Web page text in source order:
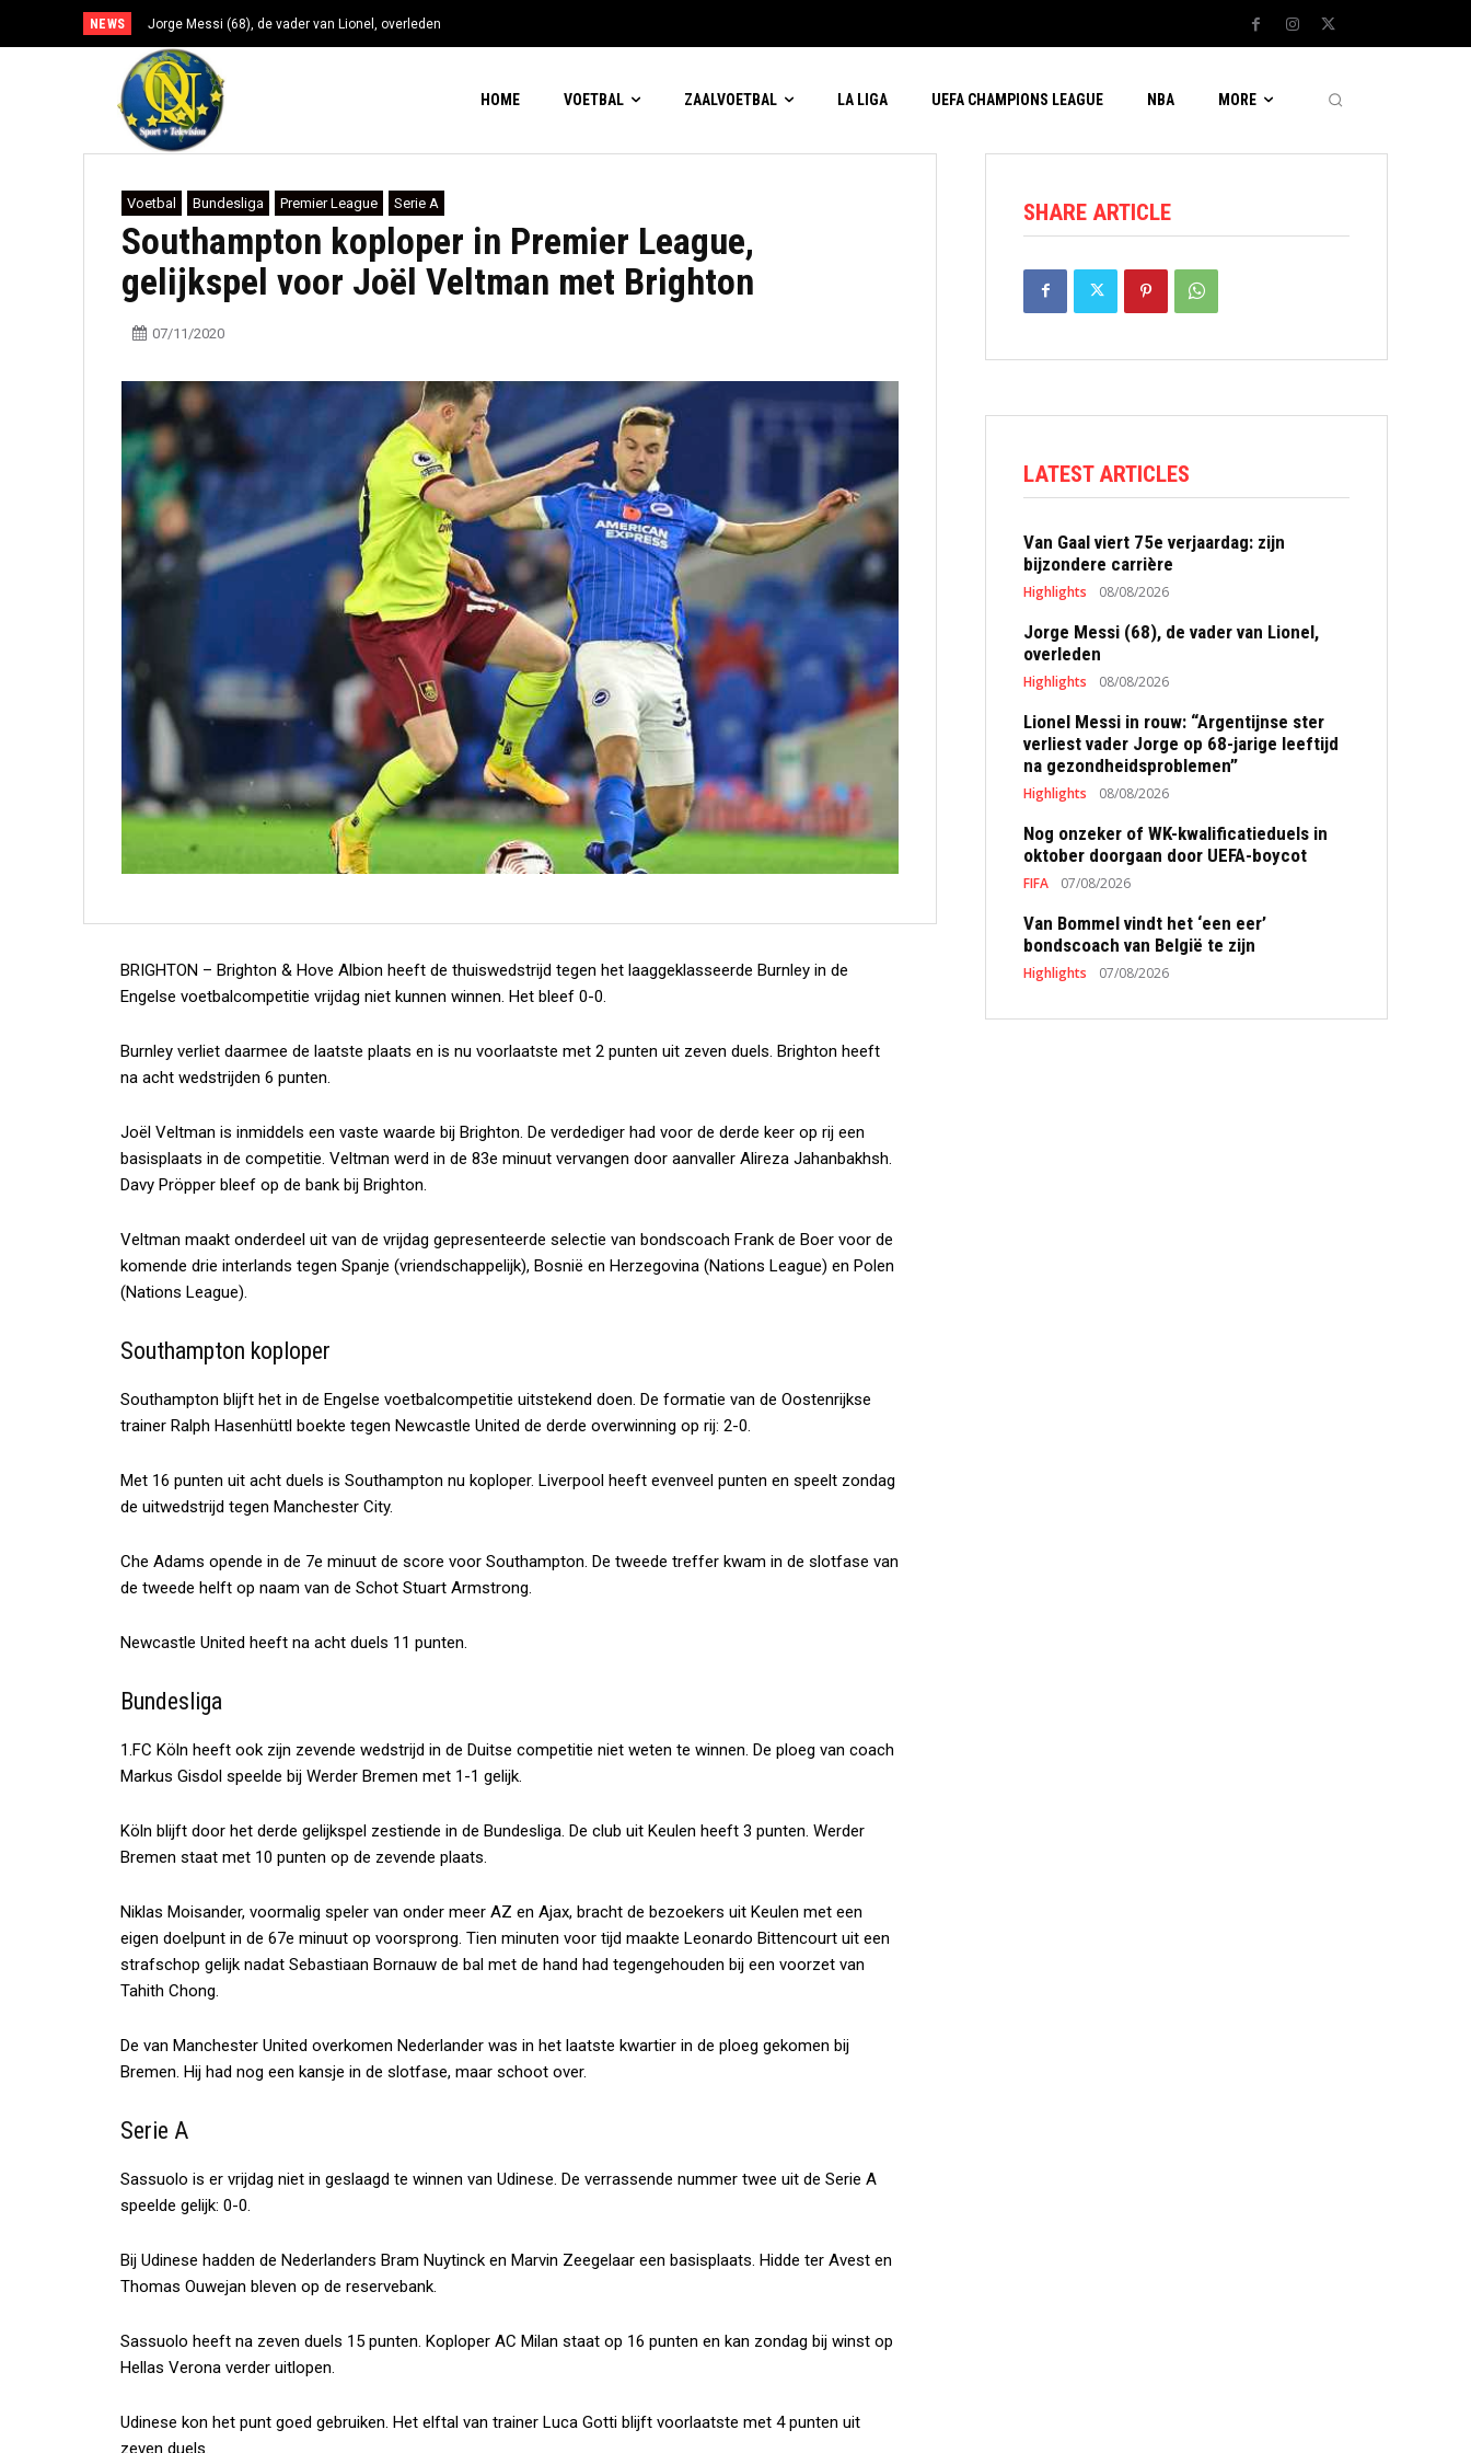
NEWS Jorge Messi (68), de vader van Lionel, overleden
HOME VOETBAL ZAALVOETBAL LA LIGA UEFA CHAMPIONS LEAGUE NBA MORE
Voetbal Bundesliga Premier League Serie A
Southampton koploper in Premier League,
gelijkspel voor Joël Veltman met Brighton
07/11/2020
BRIGHTON – Brighton & Hove Albion heeft de thuiswedstrijd tegen het laaggeklasseerde Burnley in de
Engelse voetbalcompetitie vrijdag niet kunnen winnen. Het bleef 0-0.
Burnley verliet daarmee de laatste plaats en is nu voorlaatste met 2 punten uit zeven duels. Brighton heeft
na acht wedstrijden 6 punten.
Joël Veltman is inmiddels een vaste waarde bij Brighton. De verdediger had voor de derde keer op rij een
basisplaats in de competitie. Veltman werd in de 83e minuut vervangen door aanvaller Alireza Jahanbakhsh.
Davy Pröpper bleef op de bank bij Brighton.
Veltman maakt onderdeel uit van de vrijdag gepresenteerde selectie van bondscoach Frank de Boer voor de
komende drie interlands tegen Spanje (vriendschappelijk), Bosnië en Herzegovina (Nations League) en Polen
(Nations League).
Southampton koploper
Southampton blijft het in de Engelse voetbalcompetitie uitstekend doen. De formatie van de Oostenrijkse
trainer Ralph Hasenhüttl boekte tegen Newcastle United de derde overwinning op rij: 2-0.
Met 16 punten uit acht duels is Southampton nu koploper. Liverpool heeft evenveel punten en speelt zondag
de uitwedstrijd tegen Manchester City.
Che Adams opende in de 7e minuut de score voor Southampton. De tweede treffer kwam in de slotfase van
de tweede helft op naam van de Schot Stuart Armstrong.
Newcastle United heeft na acht duels 11 punten.
Bundesliga
1.FC Köln heeft ook zijn zevende wedstrijd in de Duitse competitie niet weten te winnen. De ploeg van coach
Markus Gisdol speelde bij Werder Bremen met 1-1 gelijk.
Köln blijft door het derde gelijkspel zestiende in de Bundesliga. De club uit Keulen heeft 3 punten. Werder
Bremen staat met 10 punten op de zevende plaats.
Niklas Moisander, voormalig speler van onder meer AZ en Ajax, bracht de bezoekers uit Keulen met een
eigen doelpunt in de 67e minuut op voorsprong. Tien minuten voor tijd maakte Leonardo Bittencourt uit een
strafschop gelijk nadat Sebastiaan Bornauw de bal met de hand had tegengehouden bij een voorzet van
Tahith Chong.
De van Manchester United overkomen Nederlander was in het laatste kwartier in de ploeg gekomen bij
Bremen. Hij had nog een kansje in de slotfase, maar schoot over.
Serie A
Sassuolo is er vrijdag niet in geslaagd te winnen van Udinese. De verrassende nummer twee uit de Serie A
speelde gelijk: 0-0.
Bij Udinese hadden de Nederlanders Bram Nuytinck en Marvin Zeegelaar een basisplaats. Hidde ter Avest en
Thomas Ouwejan bleven op de reservebank.
Sassuolo heeft na zeven duels 15 punten. Koploper AC Milan staat op 16 punten en kan zondag bij winst op
Hellas Verona verder uitlopen.
Udinese kon het punt goed gebruiken. Het elftal van trainer Luca Gotti blijft voorlaatste met 4 punten uit
zeven duels.
SHARE ARTICLE
LATEST ARTICLES
Van Gaal viert 75e verjaardag: zijn
bijzondere carrière
Highlights 08/08/2026
Jorge Messi (68), de vader van Lionel,
overleden
Highlights 08/08/2026
Lionel Messi in rouw: “Argentijnse ster
verliest vader Jorge op 68-jarige leeftijd
na gezondheidsproblemen”
Highlights 08/08/2026
Nog onzeker of WK-kwalificatieduels in
oktober doorgaan door UEFA-boycot
FIFA 07/08/2026
Van Bommel vindt het ‘een eer’
bondscoach van België te zijn
Highlights 07/08/2026